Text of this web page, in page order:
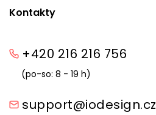
Kontakty
+420 216 216 756
(po-so: 8 - 19 h)
support@iodesign.cz